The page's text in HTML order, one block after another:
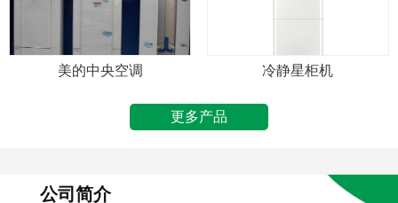
美的中央空调 冷静星柜机
更多产品
公司简介